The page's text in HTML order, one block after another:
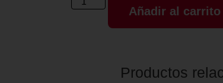
Añadir al carrito
Productos